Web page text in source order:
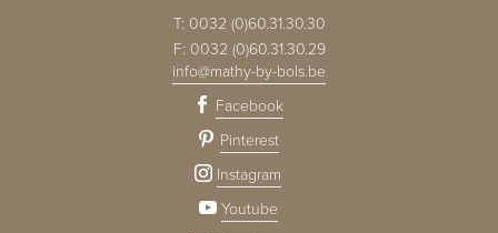
T: 0032 (0)60.31.30.30
F: 0032 (0)60.31.30.29
info@mathy-by-bols.be
Facebook
Pinterest
Instagram
Youtube